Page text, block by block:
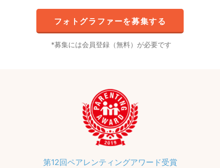
フォトグラファーを募集する
募集には会員登録（無料）が必要です
第12回ペアレンティングアワード受賞